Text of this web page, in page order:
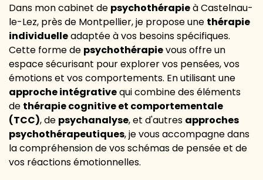
Dans mon cabinet de psychothérapieà Castelnau-
le-Lez, près de Montpellier, je propose une thérapie
individuelleadaptée à vos besoins spécifiques.
Cette forme de psychothérapievous offre un
espace sécurisant pour explorer vos pensées, vos
émotions et vos comportements. En utilisant une
approche intégrativequi combine des éléments
de thérapie cognitive et comportementale
(TCC), de psychanalyse, et d'autres approches
psychothérapeutiques, je vous accompagne dans
la compréhension de vos schémas de pensée et de
vos réactions émotionnelles.